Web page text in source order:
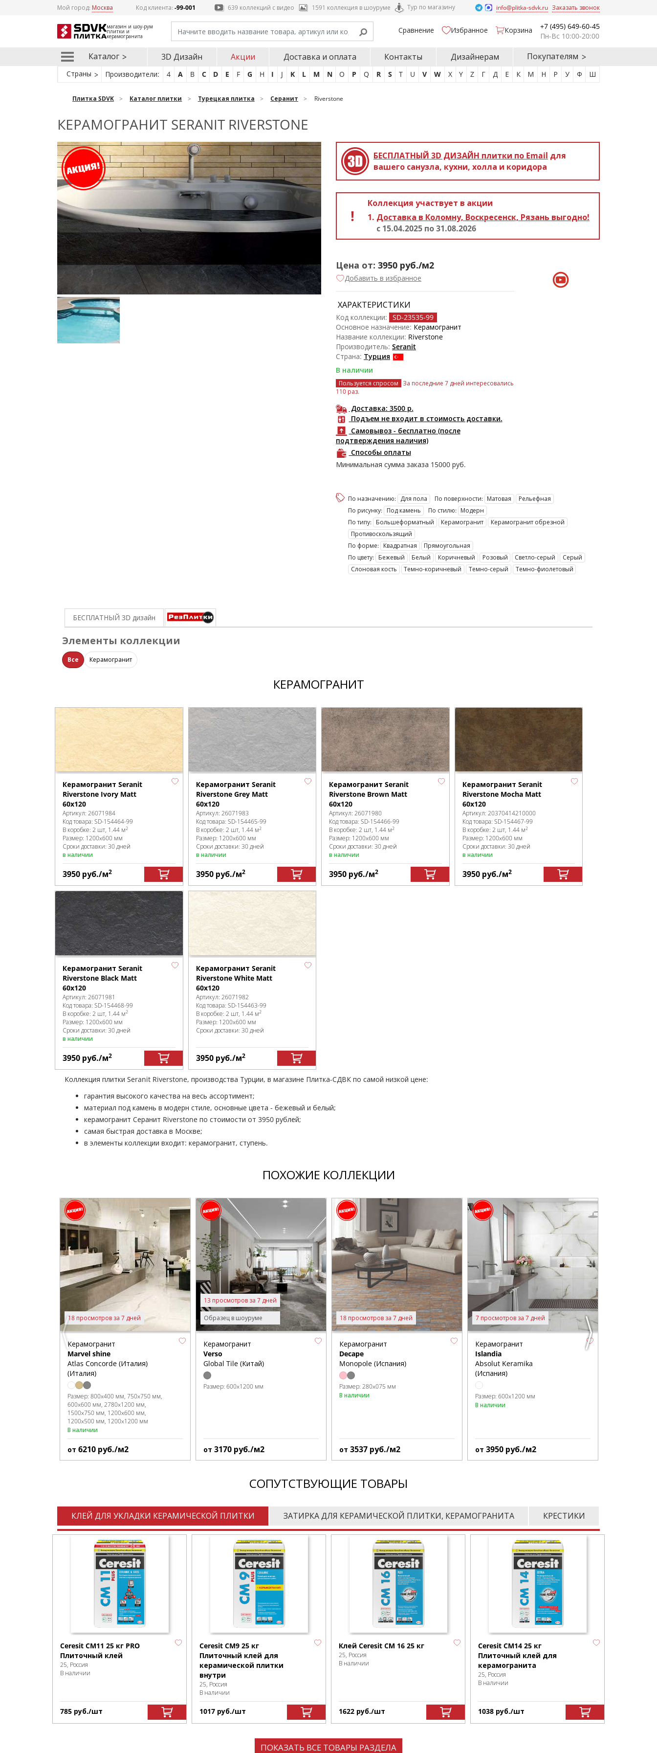
Мой город: Москва Код клиента: -99-001 639 коллекций с видео 1591 коллекция в шоуруме Тур по магазину info@plitka-sdvk.ru Заказать звонок
магазин и шоу-рум
плитки и
керамогранита
Сравнение Избранное Корзина
+7 (495) 649-60-45
Пн-Вс 10:00-20:00
Каталог 3D Дизайн Акции Доставка и оплата Контакты Дизайнерам Покупателям
Страны Производители: 4 A B C D E F G H I J K L M N O P Q R S T U V W X Y Z Г Д Е К М Н Р У Ф Ш
Плитка SDVK Каталог плитки Турецкая плитка Серанит Riverstone
КЕРАМОГРАНИТ SERANIT RIVERSTONE
БЕСПЛАТНЫЙ 3D ДИЗАЙН плитки по Email для
вашего санузла, кухни, холла и коридора
Коллекция участвует в акции
Доставка в Коломну, Воскресенск, Рязань выгодно!
с 15.04.2025 по 31.08.2026
Цена от: 3950 руб./м2
Добавить в избранное
ХАРАКТЕРИСТИКИ
Код коллекции: SD-23535-99
Основное назначение: Керамогранит
Название коллекции: Riverstone
Производитель: Seranit
Страна: Турция
В наличии
Пользуется спросом
За последние 7 дней интересовались
110 раз.
Доставка: 3500 р.
Подъем не входит в стоимость доставки.
Самовывоз - бесплатно (после
подтверждения наличия)
Способы оплаты
Минимальная сумма заказа 15000 руб.
По назначению: Для пола По поверхности: Матовая
Рельефная
По рисунку:
Под камень По стилю:
Модерн
По типу:
Большеформатный Керамогранит
Керамогранит обрезной
Противоскользящий
По форме:
Квадратная
Прямоугольная
По цвету:
Бежевый Белый Коричневый Розовый Светло-серый
Серый
Слоновая кость
Темно-коричневый Темно-серый Темно-фиолетовый
БЕСПЛАТНЫЙ 3D дизайн
Элементы коллекции
Все Керамогранит
КЕРАМОГРАНИТ
Керамогранит Seranit
Riverstone Ivory Matt
60x120
Артикул: 26071984
Код товара: SD-154464-99
В коробке: 2 шт, 1.44 м2
Размер: 1200x600 мм
Сроки доставки: 30 дней
в наличии
3950 руб./м2
Керамогранит Seranit
Riverstone Grey Matt
60x120
Артикул: 26071983
Код товара: SD-154465-99
В коробке: 2 шт, 1.44 м2
Размер: 1200x600 мм
Сроки доставки: 30 дней
в наличии
3950 руб./м2
Керамогранит Seranit
Riverstone Brown Matt
60x120
Артикул: 26071980
Код товара: SD-154466-99
В коробке: 2 шт, 1.44 м2
Размер: 1200x600 мм
Сроки доставки: 30 дней
в наличии
3950 руб./м2
Керамогранит Seranit
Riverstone Mocha Matt
60x120
Артикул: 20370414210000
Код товара: SD-154467-99
В коробке: 2 шт, 1.44 м2
Размер: 1200x600 мм
Сроки доставки: 30 дней
в наличии
3950 руб./м2
Керамогранит Seranit
Riverstone Black Matt
60x120
Артикул: 26071981
Код товара: SD-154468-99
В коробке: 2 шт, 1.44 м2
Размер: 1200x600 мм
Сроки доставки: 30 дней
в наличии
3950 руб./м2
Керамогранит Seranit
Riverstone White Matt
60x120
Артикул: 26071982
Код товара: SD-154463-99
В коробке: 2 шт, 1.44 м2
Размер: 1200x600 мм
Сроки доставки: 30 дней
3950 руб./м2
Коллекция плитки Seranit Riverstone, производства Турции, в магазине Плитка-СДВК по самой низкой цене:
гарантия высокого качества на весь ассортимент;
материал под камень в модерн стиле, основные цвета - бежевый и белый;
керамогранит Серанит Riverstone по стоимости от 3950 рублей;
самая быстрая доставка в Москве;
в элементы коллекции входит: керамогранит, ступень.
ПОХОЖИЕ КОЛЛЕКЦИИ
18 просмотров за 7 дней
Керамогранит
Marvel shine
Atlas Concorde (Италия)
(Италия)
Размер: 800x400 мм 750x750 мм
600x600 мм 2780x1200 мм
1500x750 мм 1200x600 мм
1200x500 мм 1200x1200 мм
В наличии
от 6210 руб./м2
Образец в шоуруме
13 просмотров за 7 дней
Керамогранит
Verso
Global Tile (Китай)
Размер: 600x1200 мм
от 3170 руб./м2
18 просмотров за 7 дней
Керамогранит
Decape
Monopole (Испания)
Размер: 280x075 мм
В наличии
от 3537 руб./м2
7 просмотров за 7 дней
Керамогранит
Islandia
Absolut Keramika
(Испания)
Размер: 600x1200 мм
В наличии
от 3950 руб./м2
СОПУТСТВУЮЩИЕ ТОВАРЫ
КЛЕЙ ДЛЯ УКЛАДКИ КЕРАМИЧЕСКОЙ ПЛИТКИ ЗАТИРКА ДЛЯ КЕРАМИЧЕСКОЙ ПЛИТКИ, КЕРАМОГРАНИТА КРЕСТИКИ
Ceresit CM11 25 кг PRO
Плиточный клей
25, Россия
В наличии
785 руб./шт
Ceresit CM9 25 кг
Плиточный клей для
керамической плитки
внутри
25, Россия
В наличии
1017 руб./шт
Клей Ceresit СМ 16 25 кг
25, Россия
В наличии
1622 руб./шт
Ceresit CM14 25 кг
Плиточный клей для
керамогранита
25, Россия
В наличии
1038 руб./шт
ПОКАЗАТЬ ВСЕ ТОВАРЫ РАЗДЕЛА